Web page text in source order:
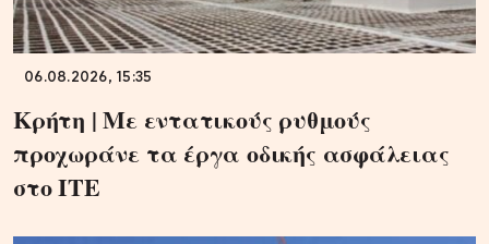
06.08.2026, 15:35
Κρήτη | Με εντατικούς ρυθμούς
προχωράνε τα έργα οδικής ασφάλειας
στο ΙΤΕ